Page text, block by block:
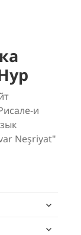
и
Neşriyat"
раскрыть
меню
раскрыть